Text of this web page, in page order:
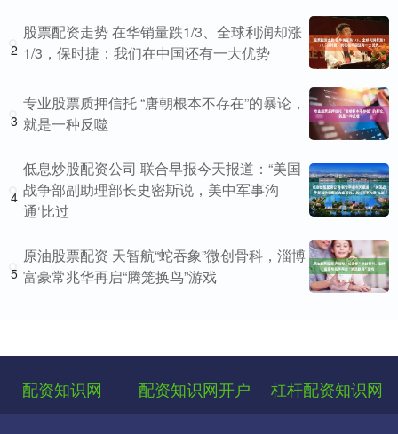
2
股票配资走势 在华销量跌1/3、全球利润却涨
1/3，保时捷：我们在中国还有一大优势
3
专业股票质押信托 “唐朝根本不存在”的暴论，
就是一种反噬
4
低息炒股配资公司 联合早报今天报道：“美国
战争部副助理部长史密斯说，美中军事沟
通‘比过
5
原油股票配资 天智航“蛇吞象”微创骨科，淄博
富豪常兆华再启“腾笼换鸟”游戏
配资知识网 配资知识网开户 杠杆配资知识网